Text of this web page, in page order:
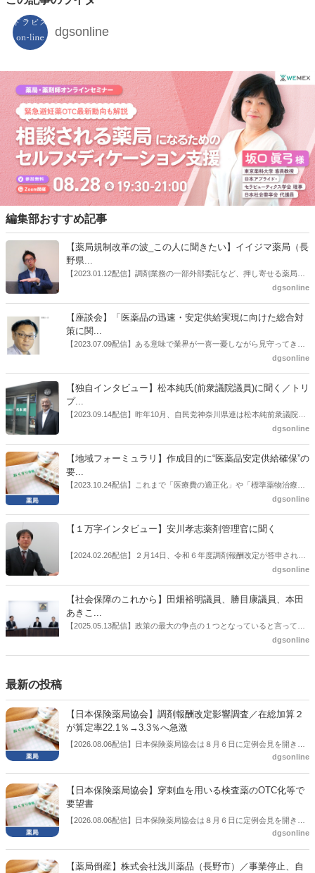
dgsonline
編集部おすすめ記事
【薬局規制改革の波_この人に聞きたい】イイジマ薬局（長
野県...
【2023.01.12配信】調剤業務の一部外部委託など、押し寄せる薬局業
界への規制改革の波。この規制改革の波を薬局業界はどう受け止めた
はないだろうか。本紙ではこうした問題について、厚労省「薬局薬剤
師の業務及び薬局の機能に関するワーキンググループ」に参考人とし
ても出席していたイイジマ薬局（長野県上田市）開設者である飯島裕
dgsonline
【座談会】「医薬品の迅速・安定供給実現に向けた総合対
策に関...
【2023.07.09配信】ある意味で業界が一喜一憂しながら見守ってきた
厚労省「医薬品の迅速・安定供給実現に向けた総合対策に関する有識
書がとりまとめられた。ドラビズon-lineでは検討会を総括する目的で
厚労省医政局医薬産業振興・医療情報企画課長（医薬産業振興・医療
情報企画課セルフケア・セルフメディケーション推進室長併任）安藤
公一氏や青山学院大学名誉教授の三村優美子氏、 日本保険薬局協会医
dgsonline
【独自インタビュー】松本純氏(前衆議院議員)に聞く／トリ
プ...
【2023.09.14配信】昨年10月、自民党神奈川県連は松本純前衆議院議
員を「自民党神奈川1区」（横浜市中区・磯子区・金沢区）の支部長
候補の前提となるもの。薬剤師に関わる政策に広く・深く関わってき
た同氏の復活に向けた薬剤師業界の期待には熱いものがある。不透明
感の払拭できない医療・介護・障害者サービスのトリプル改定等へ
の、薬剤師業界の強い危機感の裏返しといってもいいだろう。本稿で
dgsonline
【地域フォーミュラリ】作成目的に“医薬品安定供給確保”の
要...
【2023.10.24配信】これまで「医療費の適正化」や「標準薬物治療の
推進」などが目的とされることが多かった地域フォーミュラリの作
た。医薬品の安定供給確保だ。10月22日に開かれた「日本フォーミュ
飯田市）は、会員薬局から安定供給確保への強い要望があったことを
受け、安定供給確保が見込めるPPI３成分について銘柄を含めて選定
dgsonline
【１万字インタビュー】安川孝志薬剤管理官に聞く
【2024.02.26配信】２月14日、令和６年度調剤報酬改定が答申され
た。本紙では、厚生労働省保険局医療課・薬剤管理官の安川孝志氏
dgsonline
【社会保障のこれから】田畑裕明議員、勝目康議員、本田
あきこ...
【2025.05.13配信】政策の最大の争点の１つとなっていると言っても
よいのが社会保障のこれからのあり方だ。特に与党では、政府関係者
dgsonline
最新の投稿
【日本保険薬局協会】調剤報酬改定影響調査／在総加算２
が算定率22.1％→3.3％へ急激
【2026.08.06配信】日本保険薬局協会は８月６日に定例会見を開き、
「令和８年度調剤報酬改定に係る保険薬局への影響」の調査結果を公
3.3％へ大きく低下した。
dgsonline
【日本保険薬局協会】穿刺血を用いる検査薬のOTC化等で
要望書
【2026.08.06配信】日本保険薬局協会は８月６日に定例会見を開き、
「穿刺血を用いる検査薬のOTC化等に関する要望書」を厚生労働省 医
dgsonline
【薬局倒産】株式会社浅川薬品（長野市）／事業停止、自